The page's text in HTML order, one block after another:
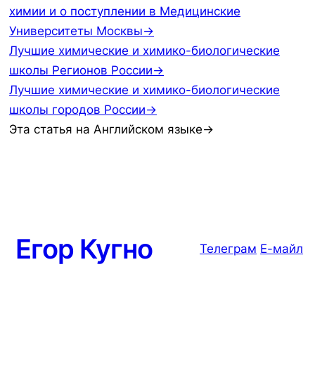
химии и о поступлении в Медицинские
Университеты Москвы→
Лучшие химические и химико-биологические
школы Регионов России→
Лучшие химические и химико-биологические
школы городов России→
Эта статья на Английском языке→
Егор Кугно Телеграм Е-майл